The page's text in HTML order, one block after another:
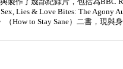
Lies & Love Bites: The Agony
How to Stay Sane）二書，現與